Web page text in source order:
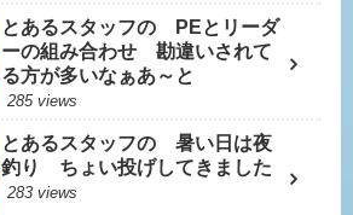
とあるスタッフの PEとリーダ
ーの組み合わせ 勘違いされて
る方が多いなぁあ～と
285 views
とあるスタッフの 暑い日は夜
釣り ちょい投げしてきました
283 views